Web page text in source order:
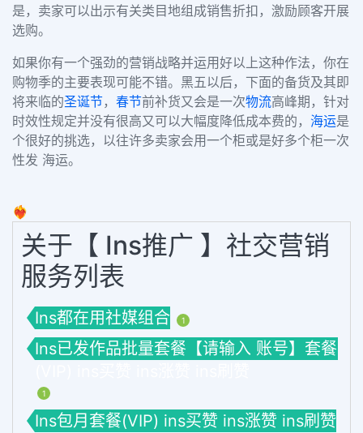
是，卖家可以出示有关类目地组成销售折扣，激励顾客开展
选购。
如果你有一个强劲的营销战略并运用好以上这种作法，你在
购物季的主要表现可能不错。 黑五以后，下面的备货及其即
将来临的圣诞节， 春节前补货又会是一次物流高峰期，针对
时效性规定并没有很高又可以大幅度降低成本费的， 海运是
个很好的挑选，以往许多卖家会用一个柜或是好多个柜一次
性发 海运。
❤️‍🔥
关于【 Ins推广 】社交营销
服务列表
Ins都在用社媒组合 1
Ins已发作品批量套餐【请输入 账号】套餐
1
Ins包月套餐(VIP) ins买赞 ins涨赞 ins刷赞